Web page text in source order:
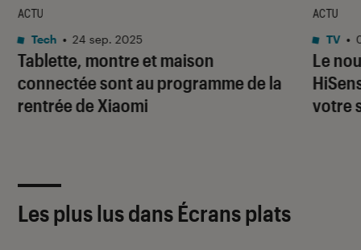
Tablette, montre et maison
connectée sont au programme de la
rentrée de Xiaomi
ACTU
Tech • 24 sep. 2025
Le
votre
ACTU
TV •
Les plus lus dans Écrans plats